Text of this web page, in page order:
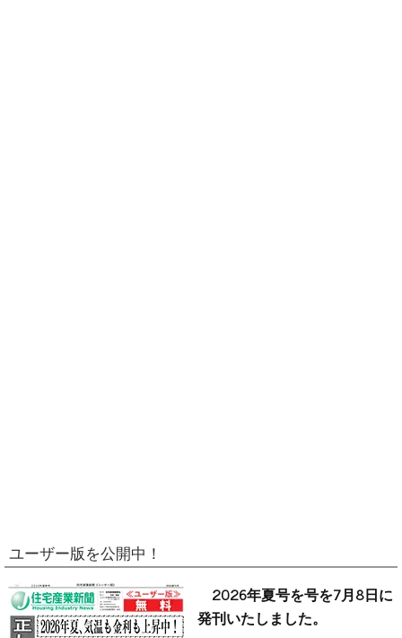
ユーザー版を公開中！
2026年夏号を号を7月8日に
発刊いたしました。